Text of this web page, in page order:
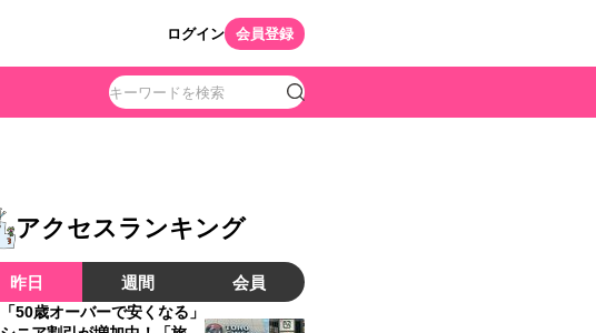
ログイン 会員登録
アクセスランキング
昨日 週間 会員
「50歳オーバーで安くなる」